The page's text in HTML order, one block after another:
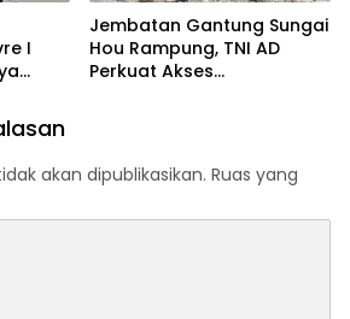
I
Jembatan Gantung Sungai
Hou Rampung, TNI AD
Perkuat Akses
akan dipublikasikan. Ruas yang